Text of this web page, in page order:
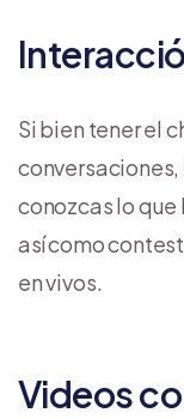
Si bien tener el
conozcas lo que
así como
en vivos.
Videos